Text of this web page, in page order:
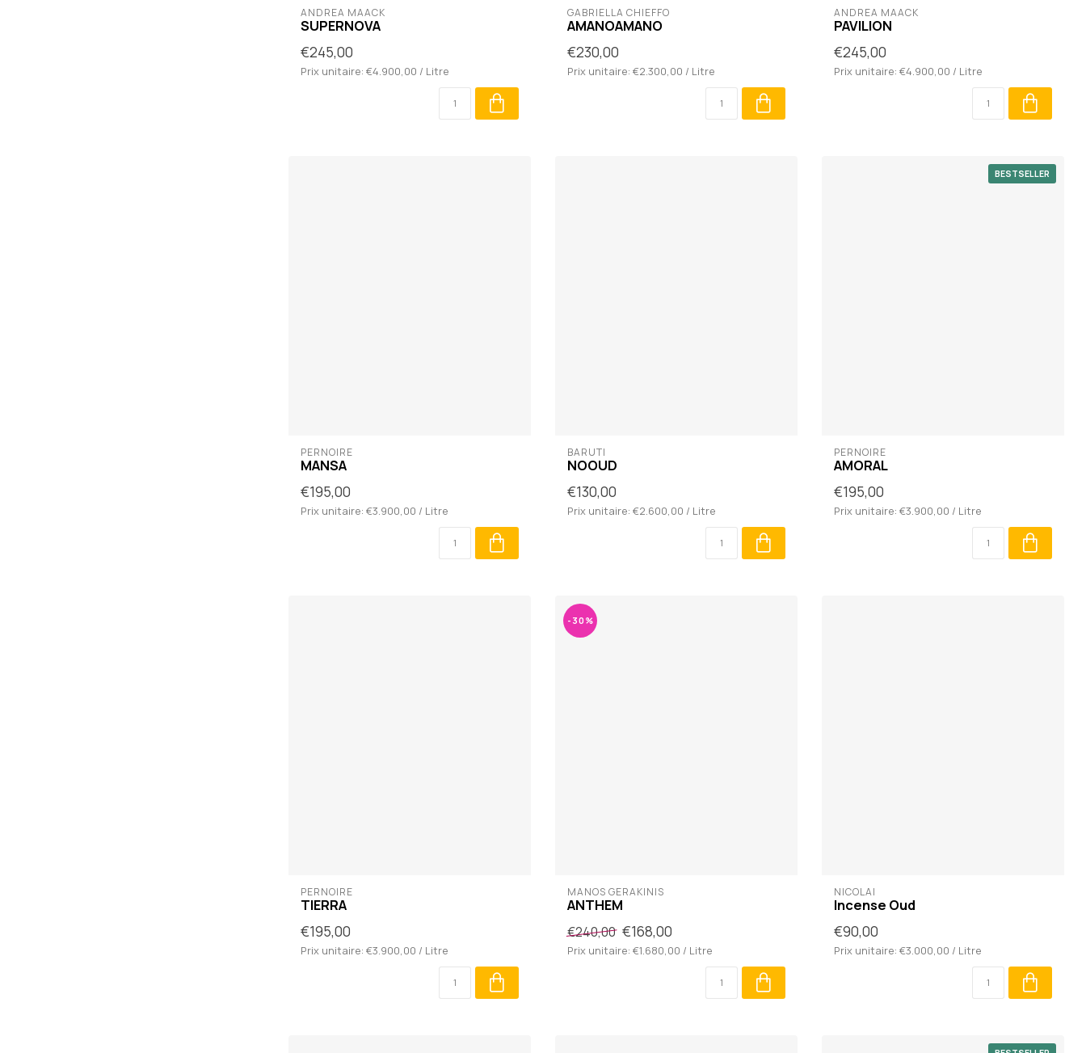
ANDREA MAACK
SUPERNOVA
€245,00
Prix unitaire: €4.900,00 / Litre
GABRIELLA CHIEFFO
AMANOAMANO
€230,00
Prix unitaire: €2.300,00 / Litre
ANDREA MAACK
PAVILION
€245,00
Prix unitaire: €4.900,00 / Litre
PERNOIRE
MANSA
€195,00
Prix unitaire: €3.900,00 / Litre
BARUTI
NOOUD
€130,00
Prix unitaire: €2.600,00 / Litre
BESTSELLER
PERNOIRE
AMORAL
€195,00
Prix unitaire: €3.900,00 / Litre
PERNOIRE
TIERRA
€195,00
Prix unitaire: €3.900,00 / Litre
-30%
MANOS GERAKINIS
ANTHEM
€240,00 €168,00
Prix unitaire: €1.680,00 / Litre
NICOLAÏ
Incense Oud
€90,00
Prix unitaire: €3.000,00 / Litre